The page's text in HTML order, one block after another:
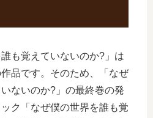
も覚えていないのか?」は
品です。そのため、「なぜ
ないのか?」の最終巻の発
ク「なぜ僕の世界を誰も覚